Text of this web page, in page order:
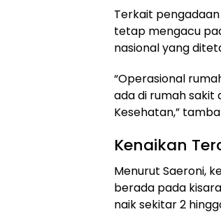
Terkait
tetap mengacu
nasional yang
“Operasional
ada di rumah sakit
Kesehatan,”
Kenaikan
Menurut Saeroni,
berada pada
naik sekitar 2